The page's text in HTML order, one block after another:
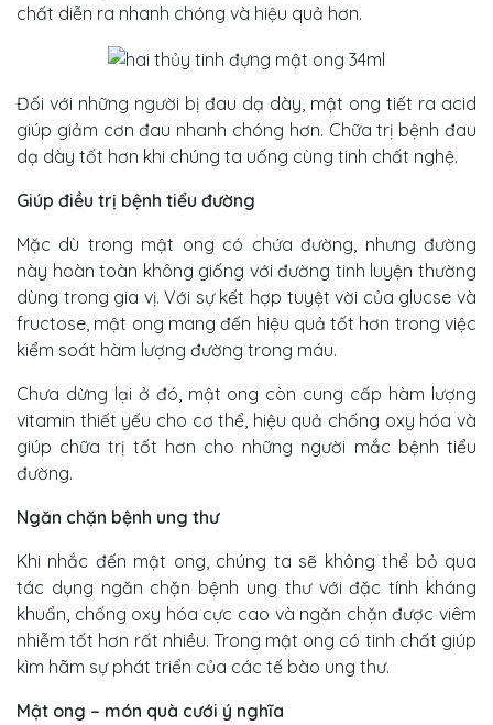
chất diễn ra nhanh chóng và hiệu quả hơn.
Đối với những người bị đau dạ dày, mật ong tiết ra acid
giúp giảm cơn đau nhanh chóng hơn. Chữa trị bệnh đau
dạ dày tốt hơn khi chúng ta uống cùng tinh chất nghệ.
Giúp điều trị bệnh tiểu đường
Mặc dù trong mật ong có chứa đường, nhưng đường
này hoàn toàn không giống với đường tinh luyện thường
dùng trong gia vị. Với sự kết hợp tuyệt vời của glucse và
fructose, mật ong mang đến hiệu quả tốt hơn trong việc
kiểm soát hàm lượng đường trong máu.
Chưa dừng lại ở đó, mật ong còn cung cấp hàm lượng
vitamin thiết yếu cho cơ thể, hiệu quả chống oxy hóa và
giúp chữa trị tốt hơn cho những người mắc bệnh tiểu
đường.
Ngăn chặn bệnh ung thư
Khi nhắc đến mật ong, chúng ta sẽ không thể bỏ qua
tác dụng ngăn chặn bệnh ung thư với đặc tính kháng
khuẩn, chống oxy hóa cực cao và ngăn chặn được viêm
nhiễm tốt hơn rất nhiều. Trong mật ong có tinh chất giúp
kìm hãm sự phát triển của các tế bào ung thư.
Mật ong – món quà cưới ý nghĩa